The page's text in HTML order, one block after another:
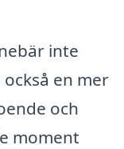
inte
en mer
och
moment